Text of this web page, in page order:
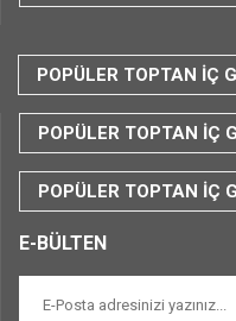
POPÜLER TOPTAN İÇ
POPÜLER TOPTAN İÇ
POPÜLER TOPTAN İÇ
E-BÜLTEN